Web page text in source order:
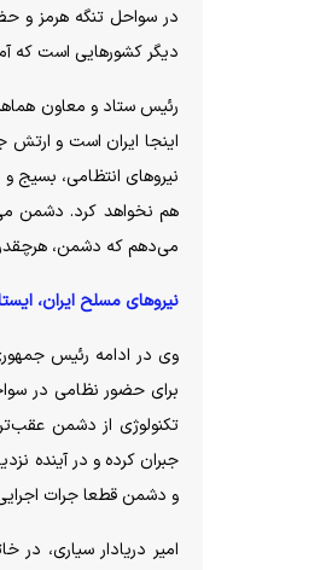
در سواحل تنگه هرمز و
دیگر کشور‌هایی است که
رئیس ستاد و معاون
اینجا ایران است و ارتش
نیرو‌های انتظامی، بسیج
هم نخواهد کرد. دشمن
می‌دهم که دشمن، هرچقدر
نیرو‌های مسلح ایران،
وی در ادامه رئیس
برای حضور نظامی در
تکنولوژی از دشمن
جبران کرده و در آینده
و دشمن قطعا جرات
امیر دریادار سیاری،